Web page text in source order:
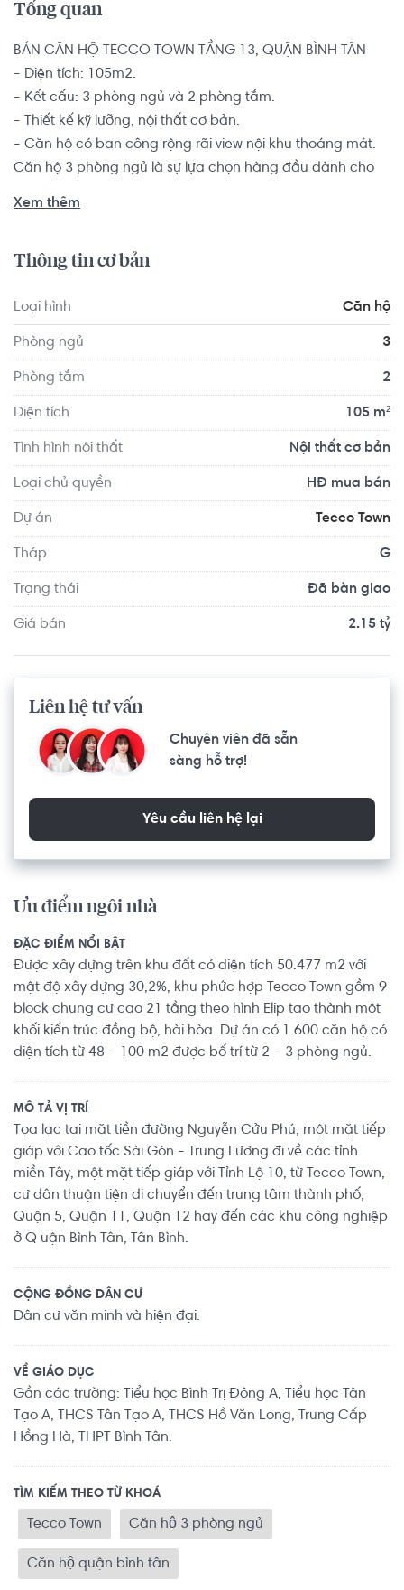
Tổng quan
BÁN CĂN HỘ TECCO TOWN TẦNG 13, QUẬN BÌNH TÂN
- Diện tích: 105m2.
- Kết cấu: 3 phòng ngủ và 2 phòng tắm.
- Thiết kế kỹ lưỡng, nội thất cơ bản.
- Căn hộ có ban công rộng rãi view nội khu thoáng mát.
Căn hộ 3 phòng ngủ là sự lựa chọn hàng đầu dành cho
môi trường không gian kiến trúc cảnh quan mới ở các căn
hộ chung cư, căn hộ cao tầng, dự án Tecco Town đã chú
công viên cây xanh và một quảng trường trung tâm rộng
1,9 HA, một quảng trường trung tâm nhằm điều hòa hệ
một trường học 8.000m2 và khu cây xanh. Sống tại Tecco
Town bạn sẽ được tận hưởng hầu hết các dịch vụ tiện ích
Xem thêm
Thông tin cơ bản
Loại hình Căn hộ
Phòng ngủ 3
Phòng tắm 2
Diện tích 105 m²
Tình hình nội thất Nội thất cơ bản
Loại chủ quyền HĐ mua bán
Dự án Tecco Town
Tháp G
Trạng thái Đã bàn giao
Giá bán 2.15 tỷ
Liên hệ tư vấn
Chuyên viên đã sẵn
sàng hỗ trợ!
Yêu cầu liên hệ lại
Ưu điểm ngôi nhà
ĐẶC ĐIỂM NỔI BẬT
Được xây dựng trên khu đất có diện tích 50.477 m2 với
mật độ xây dựng 30,2%, khu phức hợp Tecco Town gồm 9
block chung cư cao 21 tầng theo hình Elip tạo thành một
khối kiến trúc đồng bộ, hài hòa. Dự án có 1.600 căn hộ có
diện tích từ 48 – 100 m2 được bố trí từ 2 – 3 phòng ngủ.
MÔ TẢ VỊ TRÍ
Tọa lạc tại mặt tiền đường Nguyễn Cửu Phú, một mặt tiếp
giáp với Cao tốc Sài Gòn - Trung Lương đi về các tỉnh
miền Tây, một mặt tiếp giáp với Tỉnh Lộ 10, từ Tecco Town,
cư dân thuận tiện di chuyển đến trung tâm thành phố,
Quận 5, Quận 11, Quận 12 hay đến các khu công nghiệp
ở Q uận Bình Tân, Tân Bình.
CỘNG ĐỒNG DÂN CƯ
Dân cư văn minh và hiện đại.
VỀ GIÁO DỤC
Gần các trường: Tiểu học Bình Trị Đông A, Tiểu học Tân
Tạo A, THCS Tân Tạo A, THCS Hồ Văn Long, Trung Cấp
Hồng Hà, THPT Bình Tân.
TÌM KIẾM THEO TỪ KHOÁ
Tecco Town Căn hộ 3 phòng ngủ
Căn hộ quận bình tân